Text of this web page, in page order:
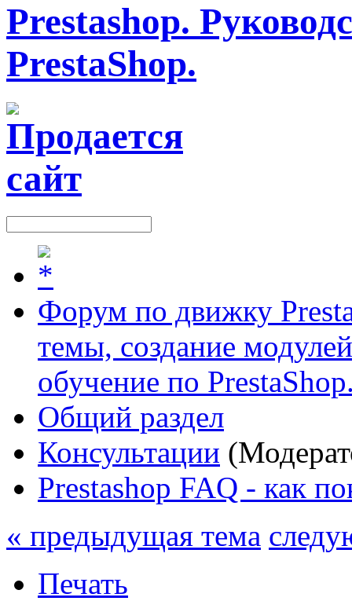
Форум по движку
темы, создание
обучение по
Общий раздел
Консультации
Prestashop FAQ - как
« предыдущая тема
Печать